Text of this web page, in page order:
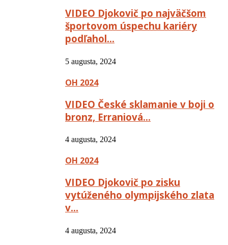
VIDEO Djokovič po najväčšom
športovom úspechu kariéry
podľahol…
5 augusta, 2024
OH 2024
VIDEO České sklamanie v boji o
bronz, Erraniová…
4 augusta, 2024
OH 2024
VIDEO Djokovič po zisku
vytúženého olympijského zlata
v…
4 augusta, 2024